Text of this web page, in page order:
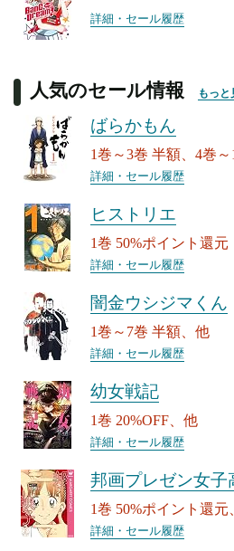
詳細・セール履歴
人気のセール情報 もっと
ばらかもん
1巻～3巻 半額、4巻～
詳細・セール履歴
ヒストリエ
1巻 50%ポイント還元
詳細・セール履歴
闇金ウシジマくん
1巻～7巻 半額、他
詳細・セール履歴
幼女戦記
1巻 20%OFF、他
詳細・セール履歴
邦画プレゼン女子
1巻 50%ポイント還
詳細・セール履歴